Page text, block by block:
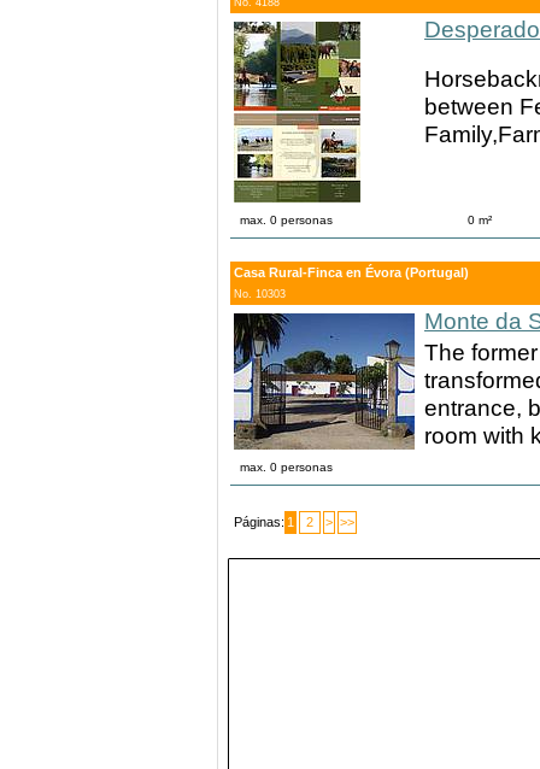
No. 4188
between
max. 0 personas 0 m²
Casa Rural-Finca en Évora (Portugal)
No. 10303
Monte da
The
entrance,
room with
max. 0 personas
Páginas: 1 2 > >>